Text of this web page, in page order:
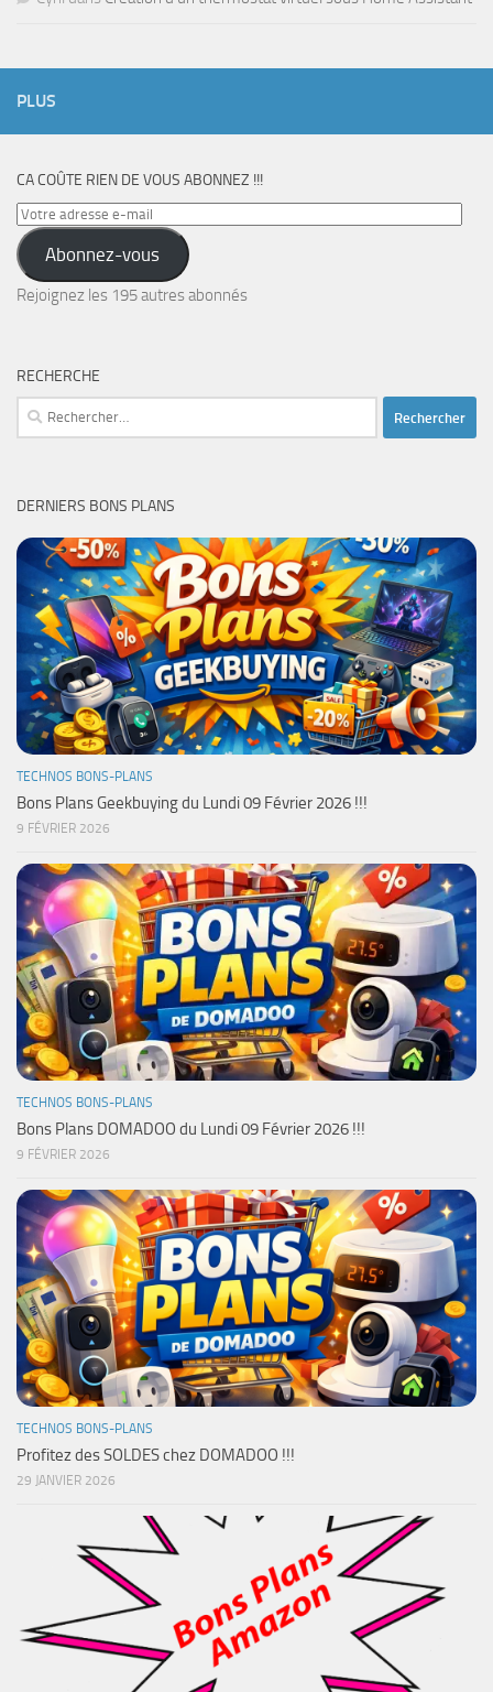
PLUS
CA COÛTE RIEN DE VOUS ABONNEZ !!!
Votre
adresse
e-
mail
Abonnez-vous
Rejoignez les 195 autres abonnés
RECHERCHE
Rechercher :
DERNIERS BONS PLANS
TECHNOS BONS-PLANS
Bons Plans Geekbuying du Lundi 09 Février 2026 !!!
9 FÉVRIER 2026
TECHNOS BONS-PLANS
Bons Plans DOMADOO du Lundi 09 Février 2026 !!!
9 FÉVRIER 2026
TECHNOS BONS-PLANS
Profitez des SOLDES chez DOMADOO !!!
29 JANVIER 2026